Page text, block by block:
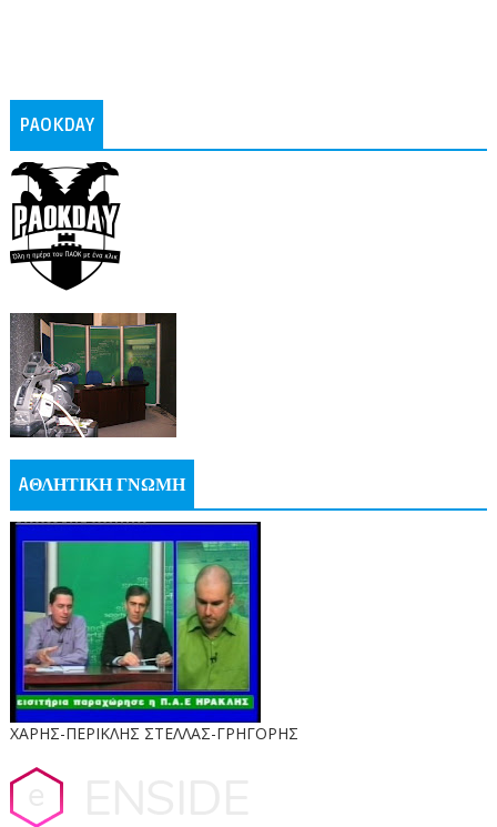
PAOKDAY
AΘΛΗΤΙΚΗ ΓΝΩΜΗ
ΧΑΡΗΣ-ΠΕΡΙΚΛΗΣ ΣΤΕΛΛΑΣ-ΓΡΗΓΟΡΗΣ